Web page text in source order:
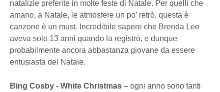
natalizie preferite in molte feste di Natale. Per quelli che
amano, a Natale, le atmosfere un po’ retrò, questa è
canzone è un must. Incredibile sapere che Brenda Lee
aveva solo 13 anni quando la registrò, e dunque
probabilmente ancora abbastanza giovane da essere
entusiasta del Natale.
Bing Cosby - White Christmas – ogni anno sono tanti